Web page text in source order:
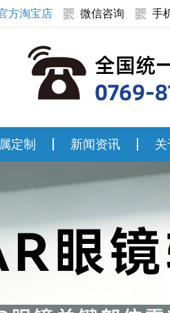
方淘宝店 微信咨询 手
定制 新闻资讯